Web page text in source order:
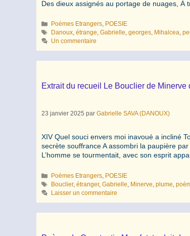
Des dieux assignés au portage de nuages, À
Catégories
Poèmes Etrangers, POESIE
Étiquettes
Danoux,étrange,Gabrielle,georges, Mihalcea,
Un commentaire
Extrait du recueil Le Bouclier de
23 janvier 2025 par Gabrielle SAVA (DANOUX)
XIV Quel souci envers moi inavoué a incliné
secrète souffrance A assombri la paupière
L’homme se tourmentait, avec son esprit
Catégories
Poèmes Etrangers, POESIE
Étiquettes
Bouclier,étranger,Gabrielle, Minerve,plume,
Laisser un commentaire